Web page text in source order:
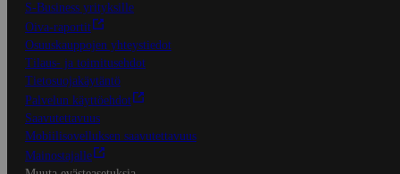
S-Business yrityksille
Oiva-raportit
Osuuskauppojen yhteystiedot
Tilaus- ja toimitusehdot
Tietosuojakäytäntö
Palvelun käyttöehdot
Saavutettavuus
Mobiilisovelluksen saavutettavuus
Mainostajalle